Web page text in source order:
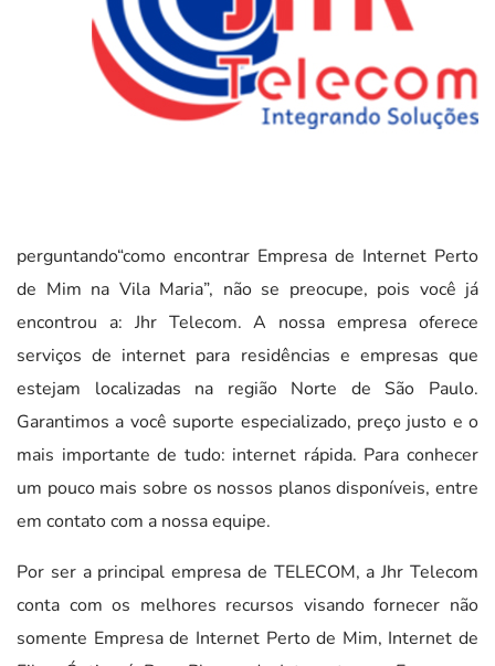
perguntando“como encontrar Empresa de Internet Perto
de Mim na Vila Maria”, não se preocupe, pois você já
encontrou a: Jhr Telecom. A nossa empresa oferece
serviços de internet para residências e empresas que
estejam localizadas na região Norte de São Paulo.
Garantimos a você suporte especializado, preço justo e o
mais importante de tudo: internet rápida. Para conhecer
um pouco mais sobre os nossos planos disponíveis, entre
em contato com a nossa equipe.
Por ser a principal empresa de TELECOM, a Jhr Telecom
conta com os melhores recursos visando fornecer não
somente Empresa de Internet Perto de Mim, Internet de